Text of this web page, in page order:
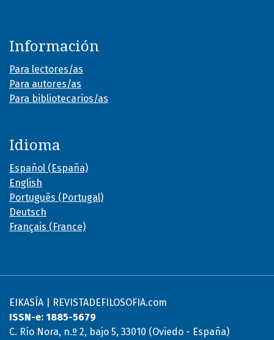
Información
Para lectores/as
Para autores/as
Para bibliotecarios/as
Idioma
Español (España)
English
Português (Portugal)
Deutsch
Français (France)
EIKASÍA | REVISTADEFILOSOFIA.com
ISSN-e: 1885-5679
C. Río Nora, n.º 2, bajo 5, 33010 (Oviedo - España)